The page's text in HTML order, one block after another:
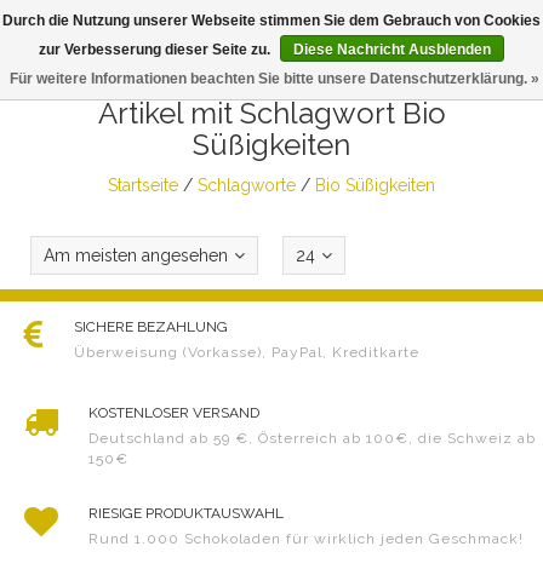
Artikel mit Schlagwort Bio
Süßigkeiten
Startseite / Schlagworte / Bio Süßigkeiten
Am meisten angesehen 24
SICHERE BEZAHLUNG
Überweisung (Vorkasse), PayPal, Kreditkarte
KOSTENLOSER VERSAND
Deutschland ab 59 €, Österreich ab 100€, die Schweiz ab
150€
RIESIGE PRODUKTAUSWAHL
Rund 1.000 Schokoladen für wirklich jeden Geschmack!
Durch die Nutzung unserer Webseite stimmen Sie dem Gebrauch von Cookies
zur Verbesserung dieser Seite zu.
Diese Nachricht Ausblenden
Für weitere Informationen beachten Sie bitte unsere Datenschutzerklärung. »